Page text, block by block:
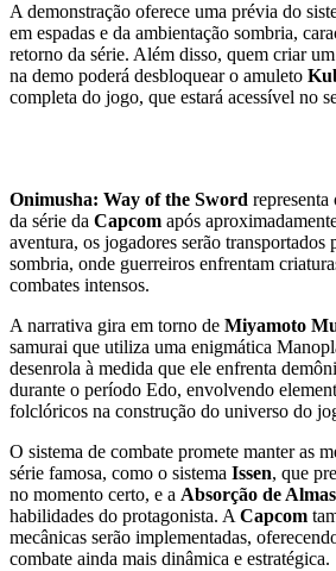
A demonstração oferece uma prévia do
em espadas e da ambientação sombria,
retorno da série. Além disso, quem criar
na demo poderá desbloquear o amuleto
completa do jogo, que estará acessível no
Onimusha: Way of the Sword
da série da Capcom após
aventura, os jogadores serão transportados
sombria, onde guerreiros enfrentam
combates intensos.
A narrativa gira em torno de Miyamoto
samurai que utiliza uma enigmática
desenrola à medida que ele enfrenta
durante o período Edo, envolvendo
folclóricos na construção do universo do
O sistema de combate promete manter as
série famosa, como o sistema Issen, que
no momento certo, e a Absorção de Almas
habilidades do protagonista. A Capcom
mecânicas serão implementadas,
combate ainda mais dinâmica e estratégica.